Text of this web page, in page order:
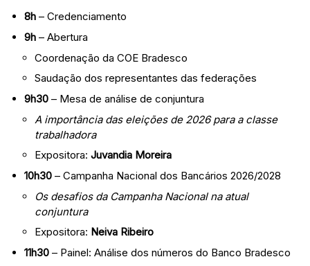
8h – Credenciamento
9h – Abertura
Coordenação da COE Bradesco
Saudação dos representantes das federações
9h30 – Mesa de análise de conjuntura
A importância das eleições de 2026 para a classe
trabalhadora
Expositora: Juvandia Moreira
10h30 – Campanha Nacional dos Bancários 2026/2028
Os desafios da Campanha Nacional na atual
conjuntura
Expositora: Neiva Ribeiro
11h30 – Painel: Análise dos números do Banco Bradesco